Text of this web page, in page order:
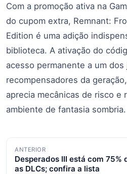
Com a promoção ativa na
do cupom extra, Remnant:
Edition é uma adição
biblioteca. A ativação do
acesso permanente a um dos
recompensadores da
aprecia mecânicas de risco e
ambiente de fantasia sombria.
Navegação
de
ANTERIOR
Desperados III está com
as DLCs; confira a lista